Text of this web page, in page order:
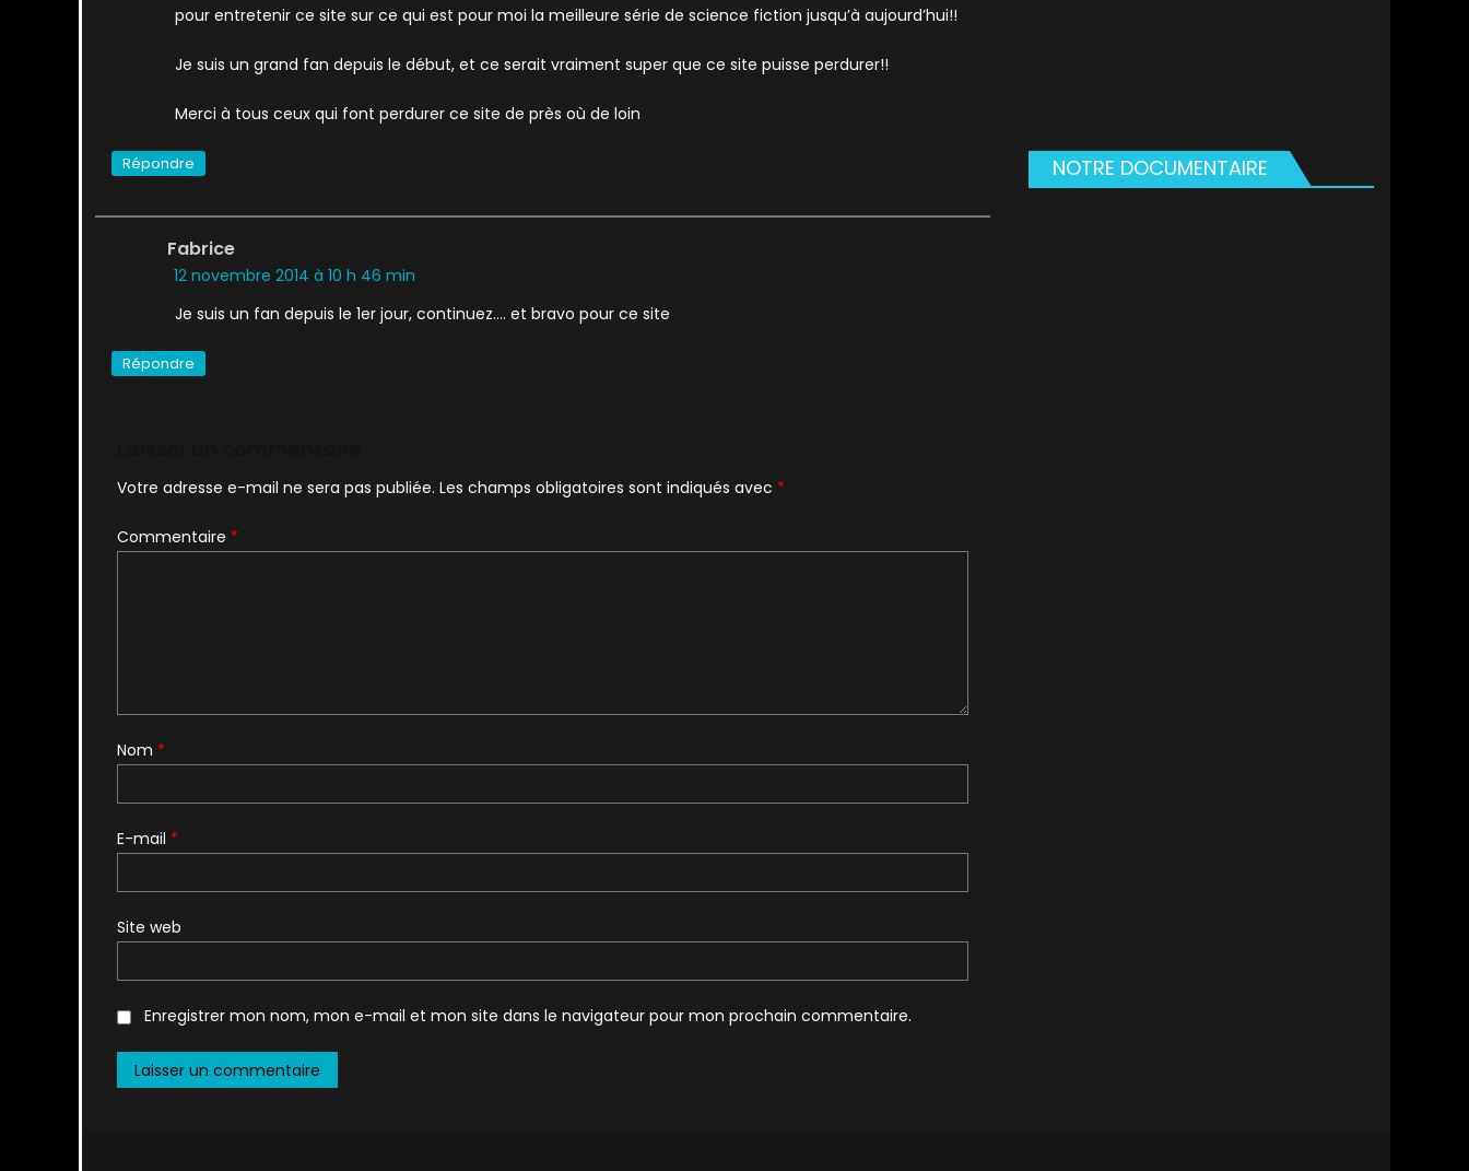
pour entretenir ce site sur ce qui est pour moi la meilleure série de science fiction jusqu’à aujourd’hui!!
Je suis un grand fan depuis le début, et ce serait vraiment super que ce site puisse perdurer!!
Merci à tous ceux qui font perdurer ce site de près où de loin
Répondre
Fabrice
12 novembre 2014 à 10 h 46 min
Je suis un fan depuis le 1er jour, continuez…. et bravo pour ce site
Répondre
Votre adresse e-mail ne sera pas publiée. Les champs obligatoires sont indiqués avec *
Commentaire *
Nom *
E-mail *
Site web
Enregistrer mon nom, mon e-mail et mon site dans le navigateur pour mon prochain commentaire.
NOTRE DOCUMENTAIRE